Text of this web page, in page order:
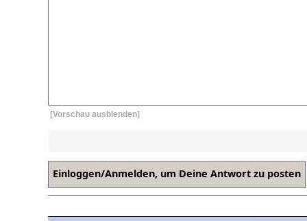
[Vorschau ausblenden]